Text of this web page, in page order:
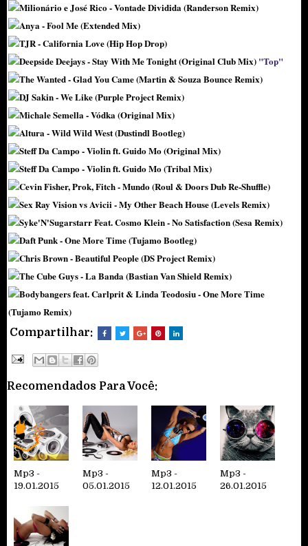
Milionário e José Rico - Vontade Dividida (Randerson Remix)
Anya - Fool Me (Extended Mix)
TJR - California Love (Hip Hop Drop)
Deepside Deejays - Stay With Me Tonight (Original Club Mix) "Top"
The Wanted - Glad You Came (Martin & Souza Bounce Remix)
DJ Sakin - We Like (Purple Project Remix)
Michale Semella - Vódka (Original Mix)
Altura - Wild Wild West (Dustindl Bootleg)
Steff Da Campo - Violin ft. Guido Mo (Original Mix)
Steff Da Campo - Violin ft. Guido Mo (Tribal Mix)
Cevin Fisher, Prok, Fitch - Mundo (Roul & Doors Dub Re-Shuffle)
Sex Ray Vision vs Avicii - My Other Beach House (Levels Remix)
Syke'N'Sugarstarr Feat. Cosmo Klein - No Satisfaction (Sesa Remix)
Daft Punk - One More Time (Tujamo Bootleg)
Chris Brown - Beautiful People (DS Project Remix)
The Cube Guys - La Banda (Bastian Van Shield Remix)
Bodybangers feat. Carlprit & Linda Teodosiu - One More Time
(Tujamo Remix)
Compartilhar:
Recomendados Para Você:
Mp3 -
19.01.2015
Mp3 -
05.01.2015
Mp3 -
12.01.2015
Mp3 -
26.01.2015